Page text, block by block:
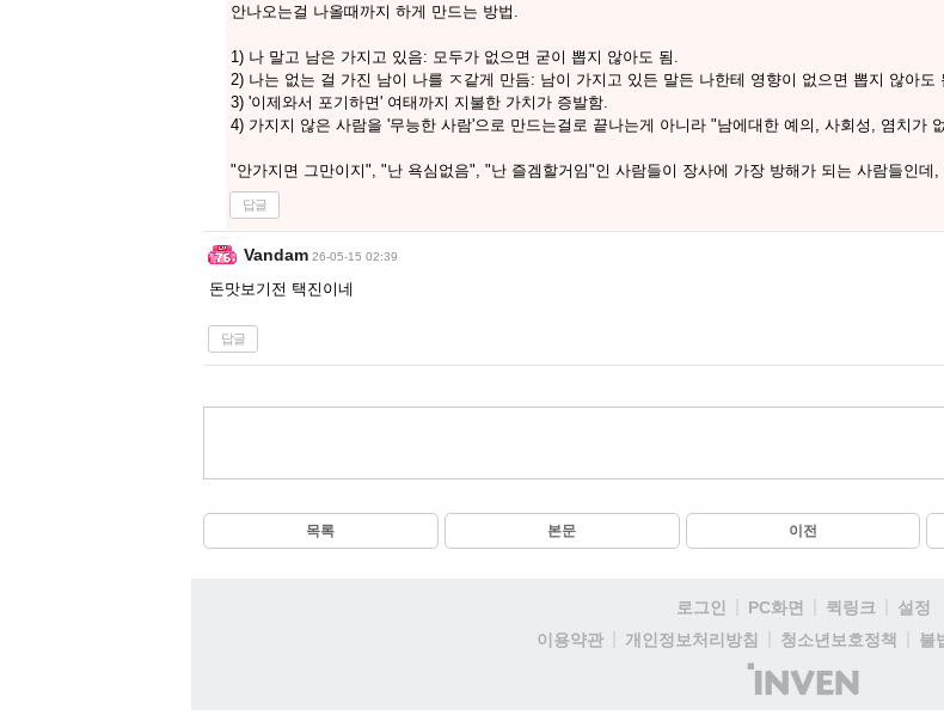
안나오는걸 나올때까지 하게 만드는 방법.
1) 나 말고 남은 가지고 있음: 모두가 없으면 굳이 뽑지 않아도 됨.
2) 나는 없는 걸 가진 남이 나를 ㅈ같게 만듬: 남이 가지고 있든 말든 나한테 영향이 없으면 뽑지 않아도
3) '이제와서 포기하면' 여태까지 지불한 가치가 증발함.
4) 가지지 않은 사람을 '무능한 사람'으로 만드는걸로 끝나는게 아니라 "남에대한 예의, 사회성, 염치가
"안가지면 그만이지", "난 욕심없음", "난 즐겜할거임"인 사람들이 장사에 가장 방해가 되는 사람들인
답글
Vandam 26-05-15 02:39
돈맛보기전 택진이네
답글
목록 본문 이전
로그인 PC화면 퀵링크
설정
이용약관
개인정보처리방침 청소년보호정책
불
(주)
인